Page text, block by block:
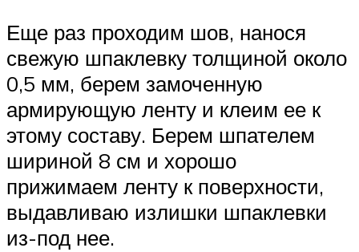
Еще раз проходим шов, нанося
свежую шпаклевку толщиной около
0,5 мм, берем замоченную
армирующую ленту и клеим ее к
этому составу. Берем шпателем
шириной 8 см и хорошо
прижимаем ленту к поверхности,
выдавливаю излишки шпаклевки
из-под нее.